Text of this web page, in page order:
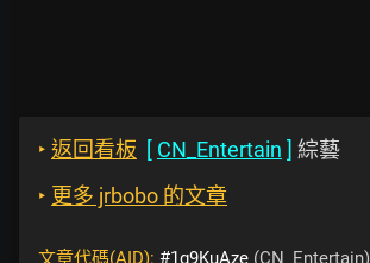
‣ 返回看板 [ CN_Entertain ] 綜藝
‣ 更多 jrbobo 的文章
文章代碼(AID): #1g9KuAze (CN_Entertain)